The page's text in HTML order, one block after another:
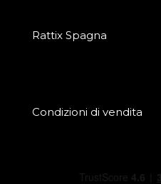
Rattix Spagna
Condizioni di vendita